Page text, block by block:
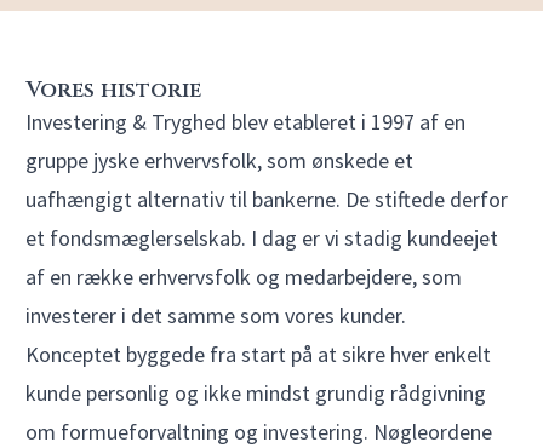
Vores historie
Investering & Tryghed blev etableret i 1997 af en
gruppe jyske erhvervsfolk, som ønskede et
uafhængigt alternativ til bankerne. De stiftede derfor
et fondsmæglerselskab. I dag er vi stadig kundeejet
af en række erhvervsfolk og medarbejdere, som
investerer i det samme som vores kunder.
Konceptet byggede fra start på at sikre hver enkelt
kunde personlig og ikke mindst grundig rådgivning
om formueforvaltning og investering. Nøgleordene